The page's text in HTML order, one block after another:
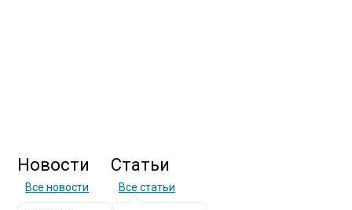
Новости
Все новости
Статьи
Все статьи